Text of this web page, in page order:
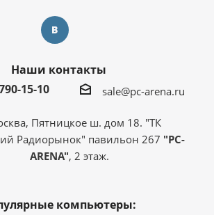
Наши контакты
15-10
sale@pc-arena.ru
Пятницкое ш. дом 18. "ТК
Радиорынок" павильон 267 "PC-
ARENA", 2 этаж.
компьютеры: